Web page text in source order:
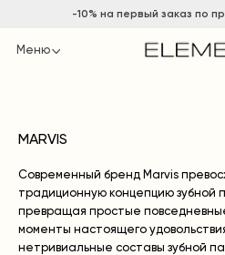
-10% на первый заказ по
Меню
MARVIS
Современный бренд Marvis
традиционную концепцию зубной
превращая простые
моменты настоящего
нетривиальные составы зубной